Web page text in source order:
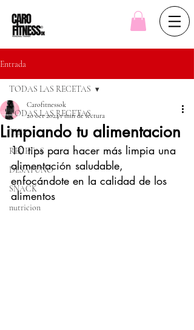
Entrada
TODAS LAS RECETAS
TIPS
RECETAS
DESAYUNO
SNACK
nutricion
TODAS LAS RECETAS
Limpiando tu alimentacion
Carofitnessok
20 oct 20241 min de lectura
10 tips para hacer más limpia una
alimentación saludable,
enfocándote en la calidad de los
alimentos